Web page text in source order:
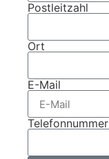
Postleitzahl
Ort
E-Mail
Telefonnummer